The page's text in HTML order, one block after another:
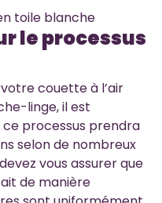
le processus
couette à l’air
linge, il est
processus prendra
selon de nombreux
vous assurer que
de manière